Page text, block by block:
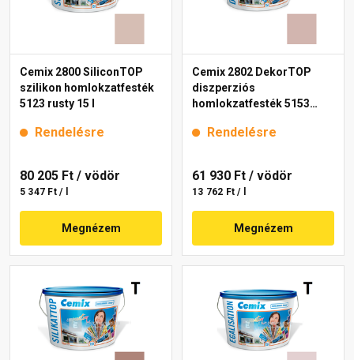
Cemix 2800 SiliconTOP
szilikon homlokzatfesték
5123 rusty 15 l
Rendelésre
80 205 Ft / vödör
5 347 Ft / l
Megnézem
Cemix 2802 DekorTOP
diszperziós
homlokzatfesték 5153
Rendelésre
61 930 Ft / vödör
13 762 Ft / l
Megnézem